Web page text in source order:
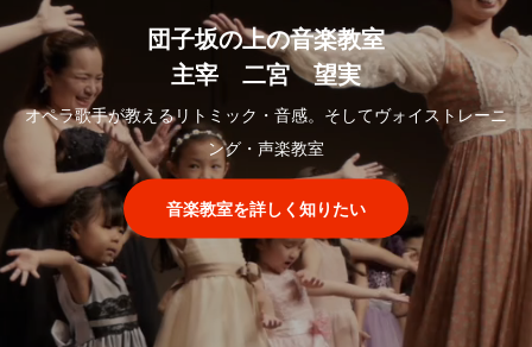
団子坂の上の音楽教室
主宰 二宮 望実
オペラ歌手が教えるリトミック・音感。そしてヴォイストレーニ
ング・声楽教室
音楽教室を詳しく知りたい